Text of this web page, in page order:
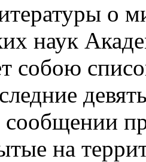
о
наук
собою
сообщении
на